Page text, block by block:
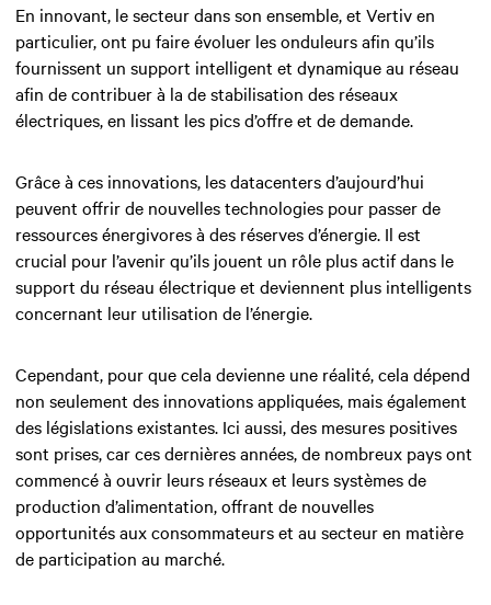
En innovant, le secteur dans son ensemble, et Vertiv en
particulier, ont pu faire évoluer les onduleurs afin qu’ils
fournissent un support intelligent et dynamique au réseau
afin de contribuer à la de stabilisation des réseaux
électriques, en lissant les pics d’offre et de demande.
Grâce à ces innovations, les datacenters d’aujourd’hui
peuvent offrir de nouvelles technologies pour passer de
ressources énergivores à des réserves d’énergie. Il est
crucial pour l’avenir qu’ils jouent un rôle plus actif dans le
support du réseau électrique et deviennent plus intelligents
concernant leur utilisation de l’énergie.
Cependant, pour que cela devienne une réalité, cela dépend
non seulement des innovations appliquées, mais également
des législations existantes. Ici aussi, des mesures positives
sont prises, car ces dernières années, de nombreux pays ont
commencé à ouvrir leurs réseaux et leurs systèmes de
production d’alimentation, offrant de nouvelles
opportunités aux consommateurs et au secteur en matière
de participation au marché.